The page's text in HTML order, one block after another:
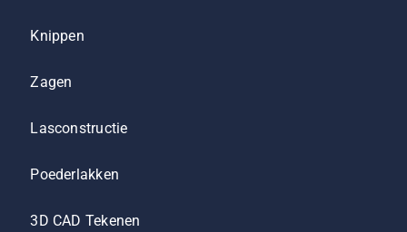
Knippen
Zagen
Lasconstructie
Poederlakken
3D CAD Tekenen